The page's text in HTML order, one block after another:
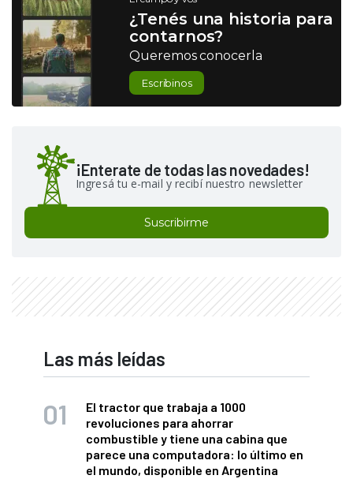
¿Tenés una historia para
contarnos?
Queremos conocerla
Escribinos
¡Enterate de todas las novedades!
Ingresá tu e-mail y recibí nuestro newsletter
Suscribirme
Las más leídas
El tractor que trabaja a 1000
revoluciones para ahorrar
combustible y tiene una cabina que
parece una computadora: lo último en
el mundo, disponible en Argentina